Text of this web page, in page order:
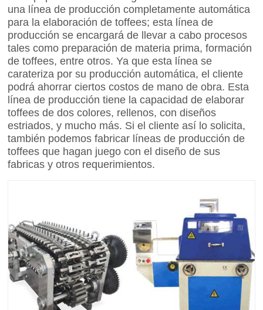
una línea de producción completamente automática
para la elaboración de toffees; esta línea de
producción se encargará de llevar a cabo procesos
tales como preparación de materia prima, formación
de toffees, entre otros. Ya que esta línea se
carateriza por su producción automática, el cliente
podrá ahorrar ciertos costos de mano de obra. Esta
línea de producción tiene la capacidad de elaborar
toffees de dos colores, rellenos, con diseños
estriados, y mucho más. Si el cliente así lo solicita,
también podemos fabricar líneas de producción de
toffees que hagan juego con el diseño de sus
fabricas y otros requerimientos.